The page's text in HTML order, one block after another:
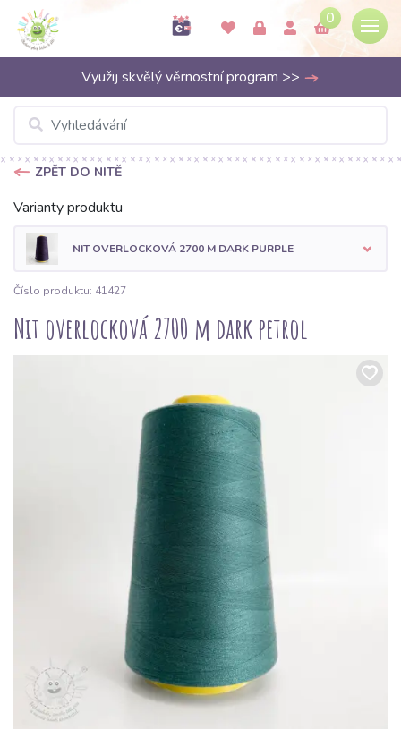
0
Využij skvělý věrnostní program >>
ZPĚT DO NITĚ
Varianty produktu
NIT OVERLOCKOVÁ 2700 M DARK PURPLE
Číslo produktu: 41427
Nit overlocková 2700 m dark petrol